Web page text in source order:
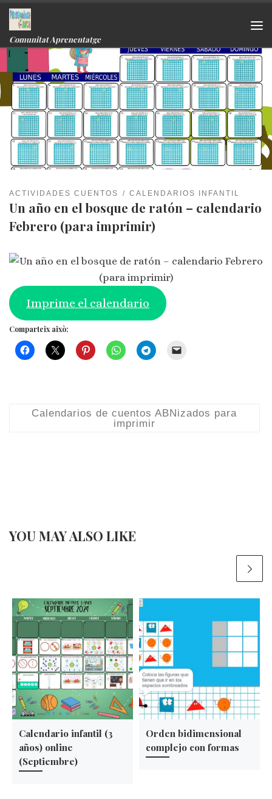
Skip to content
Comunitat Aprenentatge
ACTIVIDADES CUENTOS CALENDARIOS INFANTIL
Un año en el bosque de ratón – calendario
Febrero (para imprimir)
Imprime el calendario
Comparteix això:
Calendarios de cuentos ABNizados para
imprimir
YOU MAY ALSO LIKE
Calendario infantil (3
años) online
(Septiembre)
Orden bidimensional
complejo con formas